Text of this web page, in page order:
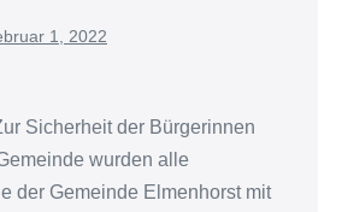
1, 2022
Sicherheit der Bürgerinnen
wurden alle
der Gemeinde Elmenhorst mit